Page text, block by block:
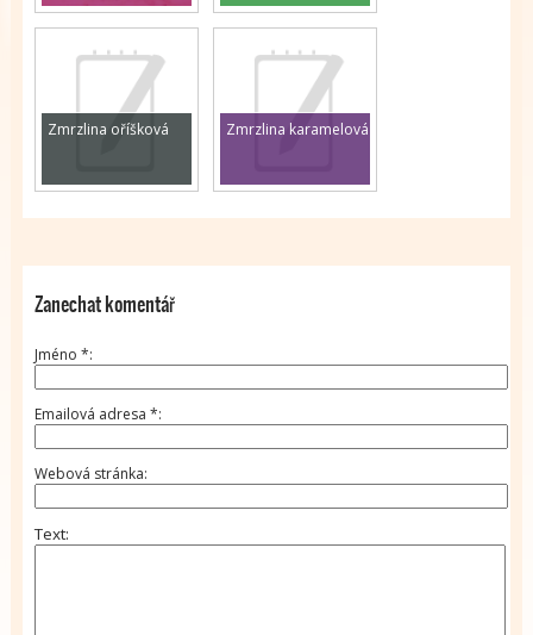
Zmrzlina oříšková Zmrzlina karamelová
Zanechat komentář
Jméno *
Emailová adresa *
Webová stránka
Text